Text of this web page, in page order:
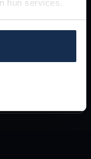
hun services.
contact met ons
te woord.